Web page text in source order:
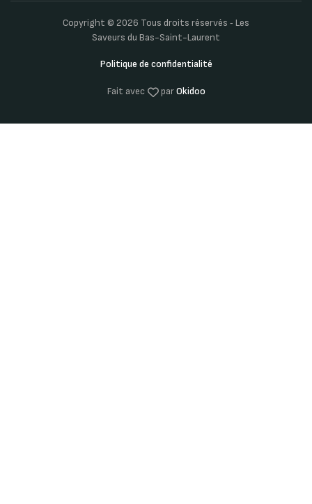
Copyright © 2026 Tous droits réservés ‐ Les
Saveurs du Bas-Saint-Laurent
Politique de confidentialité
Fait avec parOkidoo